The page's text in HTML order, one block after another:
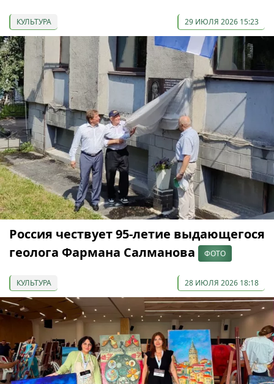
КУЛЬТУРА 29 ИЮЛЯ 2026 15:23
Россия чествует 95-летие выдающегося
геолога Фармана Салманова
ФОТО
КУЛЬТУРА 28 ИЮЛЯ 2026 18:18